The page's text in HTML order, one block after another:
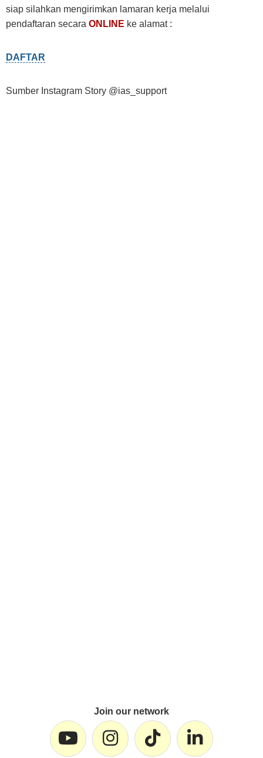
siap silahkan mengirimkan lamaran kerja melalui
pendaftaran secara ONLINE ke alamat :
DAFTAR
Sumber Instagram Story @ias_support
Join our network